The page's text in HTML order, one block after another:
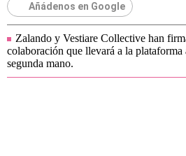
Añádenos en Google
Zalando y Vestiare Collective han
colaboración que llevará a la
segunda mano.